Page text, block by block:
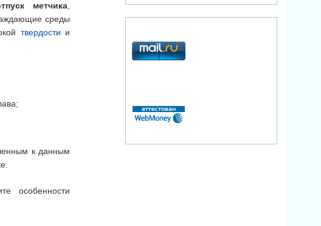
метчика
среды
твердости и
к данным
особенности